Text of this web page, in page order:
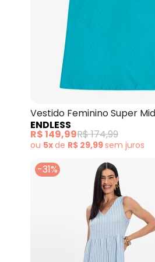
Vestido Feminino Super
(Azul)
ENDLESS
R$ 149,99R$ 174,99
ou 5xde R$ 29,99sem juros
-31%